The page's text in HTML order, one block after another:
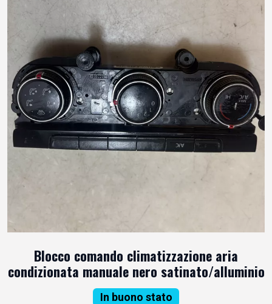
Blocco comando climatizzazione aria
condizionata manuale nero satinato/alluminio
In buono stato